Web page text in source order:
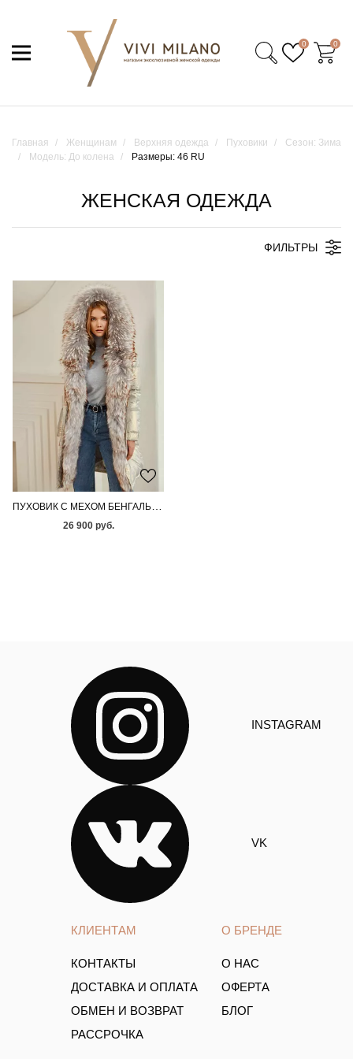
0 0
Главная Женщинам Верхняя одежда Пуховики
Сезон: Зима
Модель: До колена
Размеры: 46 RU
ЖЕНСКАЯ ОДЕЖДА
ФИЛЬТРЫ
ПУХОВИК С МЕХОМ БЕНГАЛЬСКОЙ ЛИСЫ
26 900 руб.
КЛИЕНТАМ
КОНТАКТЫ
ДОСТАВКА И ОПЛАТА
ОБМЕН И ВОЗВРАТ
РАССРОЧКА
О БРЕНДЕ
О НАС
ОФЕРТА
БЛОГ
INSTAGRAM
VK